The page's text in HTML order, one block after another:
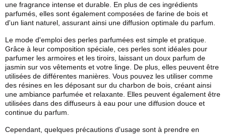
une fragrance intense et durable. En plus de ces ingrédients
parfumés, elles sont également composées de farine de bois et
d'un liant naturel, assurant ainsi une diffusion optimale du parfum.
Le mode d'emploi des perles parfumées est simple et pratique.
Grâce à leur composition spéciale, ces perles sont idéales pour
parfumer les armoires et les tiroirs, laissant un doux parfum de
jasmin sur vos vêtements et votre linge. De plus, elles peuvent être
utilisées de différentes manières. Vous pouvez les utiliser comme
des résines en les déposant sur du charbon de bois, créant ainsi
une ambiance parfumée et relaxante. Elles peuvent également être
utilisées dans des diffuseurs à eau pour une diffusion douce et
continue du parfum.
Cependant, quelques précautions d'usage sont à prendre en